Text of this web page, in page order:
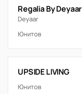
Regalia By Deyaar
Deyaar
Юнитов
UPSIDE LIVING
Юнитов